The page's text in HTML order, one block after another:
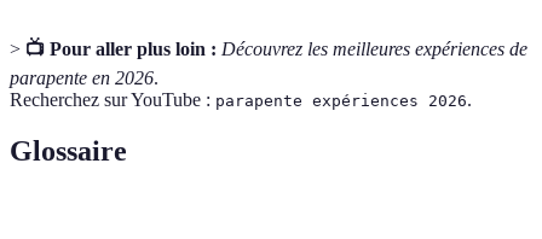
> 📺 Pour aller plus loin : Découvrez les meilleures expériences de
parapente en 2026.
Recherchez sur YouTube : parapente expériences 2026.
Glossaire